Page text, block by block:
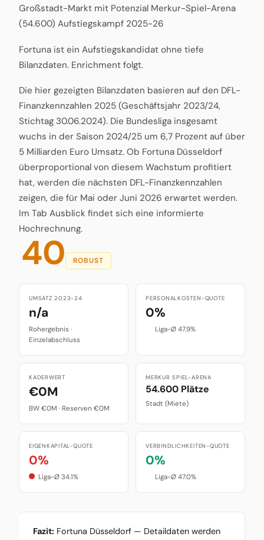
Großstadt-Markt mit Potenzial Merkur-Spiel-Arena
(54.600) Aufstiegskampf 2025-26
Fortuna ist ein Aufstiegskandidat ohne tiefe
Bilanzdaten. Enrichment folgt.
Die hier gezeigten Bilanzdaten basieren auf den DFL-
Finanzkennzahlen 2025 (Geschäftsjahr 2023/24,
Stichtag 30.06.2024). Die Bundesliga insgesamt
wuchs in der Saison 2024/25 um 6,7 Prozent auf über
5 Milliarden Euro Umsatz. Ob Fortuna Düsseldorf
überproportional von diesem Wachstum profitiert
hat, werden die nächsten DFL-Finanzkennzahlen
zeigen, die für Mai oder Juni 2026 erwartet werden.
Im Tab Ausblick findet sich eine informierte
Hochrechnung.
40 ROBUST
UMSATZ 2023-24
n/a
Rohergebnis ·
Einzelabschluss
PERSONALKOSTEN-QUOTE
0%
Liga-Ø 47.9%
KADERWERT
€0M
BW €0M · Reserven €0M
MERKUR SPIEL-ARENA
54.600 Plätze
Stadt (Miete)
EIGENKAPITAL-QUOTE
0%
Liga-Ø 34.1%
VERBINDLICHKEITEN-QUOTE
0%
Liga-Ø 47.0%
Fazit: Fortuna Düsseldorf — Detaildaten werden